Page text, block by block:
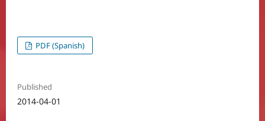
PDF (Spanish)
Published
2014-04-01